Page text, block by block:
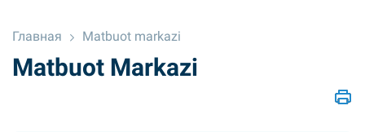
Главная Matbuot markazi
Matbuot Markazi